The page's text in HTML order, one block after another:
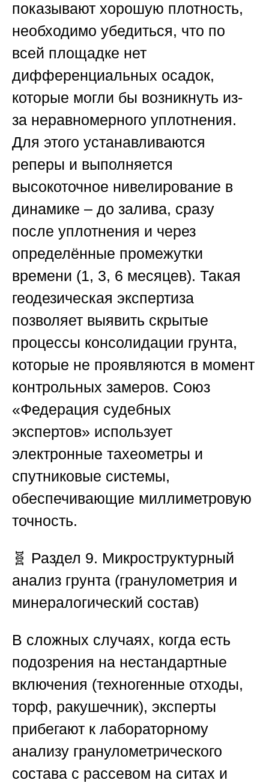
показывают хорошую плотность,
необходимо убедиться, что по
всей площадке нет
дифференциальных осадок,
которые могли бы возникнуть из-
за неравномерного уплотнения.
Для этого устанавливаются
реперы и выполняется
высокоточное нивелирование в
динамике – до залива, сразу
после уплотнения и через
определённые промежутки
времени (1, 3, 6 месяцев). Такая
геодезическая экспертиза
позволяет выявить скрытые
процессы консолидации грунта,
которые не проявляются в момент
контрольных замеров. Союз
«Федерация судебных
экспертов» использует
электронные тахеометры и
спутниковые системы,
обеспечивающие миллиметровую
точность.
🧬 Раздел 9. Микроструктурный
анализ грунта (гранулометрия и
минералогический состав)
В сложных случаях, когда есть
подозрения на нестандартные
включения (техногенные отходы,
торф, ракушечник), эксперты
прибегают к лабораторному
анализу гранулометрического
состава с рассевом на ситах и